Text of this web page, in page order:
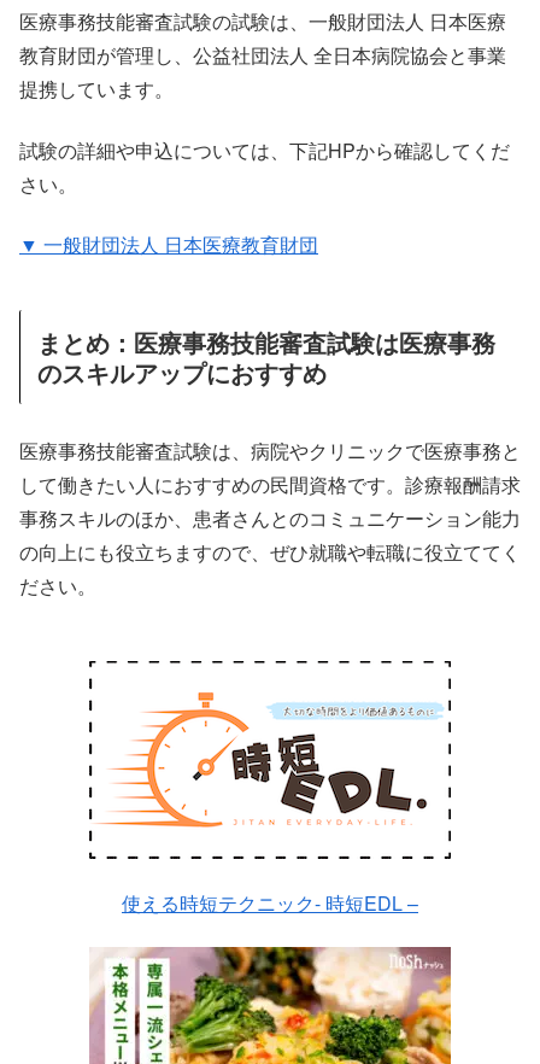
医療事務技能審査試験の試験は、一般財団法人 日本医療
教育財団が管理し、公益社団法人 全日本病院協会と事業
提携しています。
試験の詳細や申込については、下記HPから確認してくだ
さい。
▼ 一般財団法人 日本医療教育財団
まとめ：医療事務技能審査試験は医療事務
のスキルアップにおすすめ
医療事務技能審査試験は、病院やクリニックで医療事務と
して働きたい人におすすめの民間資格です。診療報酬請求
事務スキルのほか、患者さんとのコミュニケーション能力
の向上にも役立ちますので、ぜひ就職や転職に役立ててく
ださい。
使える時短テクニック- 時短EDL –